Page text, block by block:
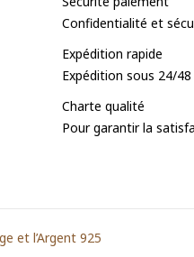
Confidentialité et
Expédition rapide
Expédition sous 24/
Charte qualité
Pour garantir la
et l’Argent 925